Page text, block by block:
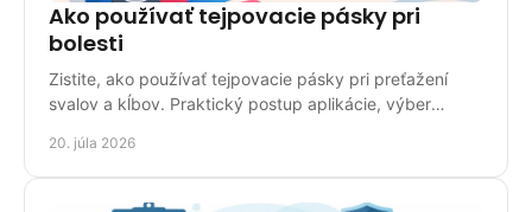
Ako používať tejpovacie pásky pri
bolesti
Zistite, ako používať tejpovacie pásky pri preťažení
svalov a kĺbov. Praktický postup aplikácie, výber
20. júla 2026